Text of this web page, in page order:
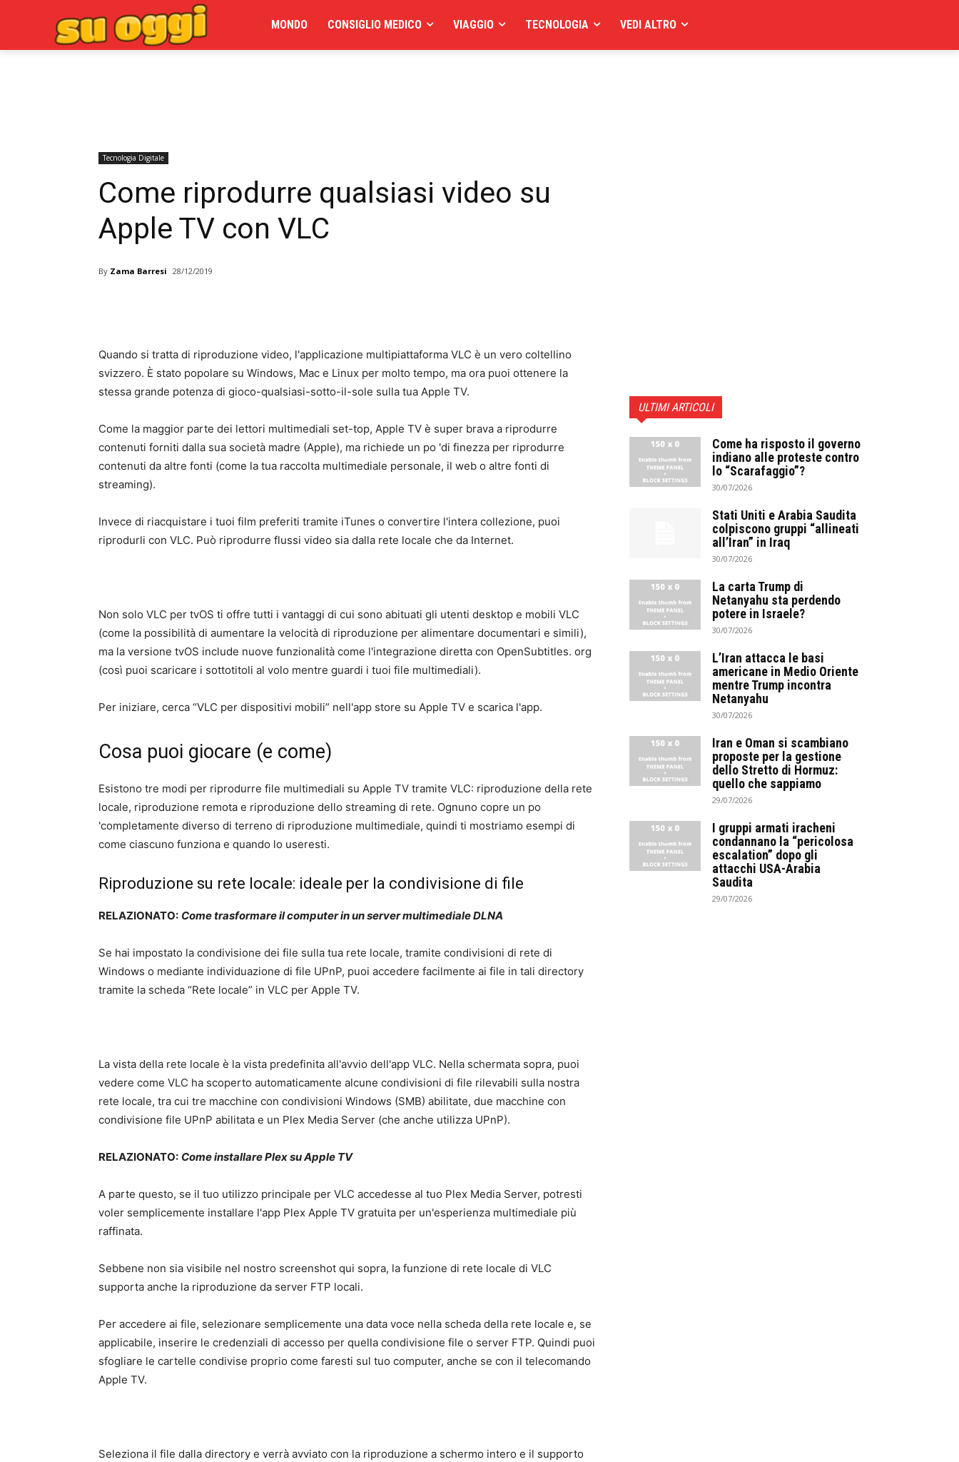
MONDO CONSIGLIO MEDICO VIAGGIO TECNOLOGIA VEDI ALTRO
Tecnologia Digitale
Come riprodurre qualsiasi video su
Apple TV con VLC
By Zama Barresi 28/12/2019
Quando si tratta di riproduzione video, l'applicazione multipiattaforma VLC è un vero coltellino
svizzero. È stato popolare su Windows, Mac e Linux per molto tempo, ma ora puoi ottenere la
stessa grande potenza di gioco-qualsiasi-sotto-il-sole sulla tua Apple TV.
Come la maggior parte dei lettori multimediali set-top, Apple TV è super brava a riprodurre
contenuti forniti dalla sua società madre (Apple), ma richiede un po 'di finezza per riprodurre
contenuti da altre fonti (come la tua raccolta multimediale personale, il web o altre fonti di
streaming).
Invece di riacquistare i tuoi film preferiti tramite iTunes o convertire l'intera collezione, puoi
riprodurli con VLC. Può riprodurre flussi video sia dalla rete locale che da Internet.
Non solo VLC per tvOS ti offre tutti i vantaggi di cui sono abituati gli utenti desktop e mobili VLC
(come la possibilità di aumentare la velocità di riproduzione per alimentare documentari e simili),
ma la versione tvOS include nuove funzionalità come l'integrazione diretta con OpenSubtitles. org
(così puoi scaricare i sottotitoli al volo mentre guardi i tuoi file multimediali).
Per iniziare, cerca “VLC per dispositivi mobili” nell'app store su Apple TV e scarica l'app.
Cosa puoi giocare (e come)
Esistono tre modi per riprodurre file multimediali su Apple TV tramite VLC: riproduzione della rete
locale, riproduzione remota e riproduzione dello streaming di rete. Ognuno copre un po
'completamente diverso di terreno di riproduzione multimediale, quindi ti mostriamo esempi di
come ciascuno funziona e quando lo useresti.
Riproduzione su rete locale: ideale per la condivisione di file
RELAZIONATO: Come trasformare il computer in un server multimediale DLNA
Se hai impostato la condivisione dei file sulla tua rete locale, tramite condivisioni di rete di
Windows o mediante individuazione di file UPnP, puoi accedere facilmente ai file in tali directory
tramite la scheda “Rete locale” in VLC per Apple TV.
La vista della rete locale è la vista predefinita all'avvio dell'app VLC. Nella schermata sopra, puoi
vedere come VLC ha scoperto automaticamente alcune condivisioni di file rilevabili sulla nostra
rete locale, tra cui tre macchine con condivisioni Windows (SMB) abilitate, due macchine con
condivisione file UPnP abilitata e un Plex Media Server (che anche utilizza UPnP).
RELAZIONATO: Come installare Plex su Apple TV
A parte questo, se il tuo utilizzo principale per VLC accedesse al tuo Plex Media Server, potresti
voler semplicemente installare l'app Plex Apple TV gratuita per un'esperienza multimediale più
raffinata.
Sebbene non sia visibile nel nostro screenshot qui sopra, la funzione di rete locale di VLC
supporta anche la riproduzione da server FTP locali.
Per accedere ai file, selezionare semplicemente una data voce nella scheda della rete locale e, se
applicabile, inserire le credenziali di accesso per quella condivisione file o server FTP. Quindi puoi
sfogliare le cartelle condivise proprio come faresti sul tuo computer, anche se con il telecomando
Apple TV.
Seleziona il file dalla directory e verrà avviato con la riproduzione a schermo intero e il supporto
ULTIMI ARTICOLI
Come ha risposto il governo
indiano alle proteste contro
lo “Scarafaggio”?
30/07/2026
Stati Uniti e Arabia Saudita
colpiscono gruppi “allineati
all’Iran” in Iraq
30/07/2026
La carta Trump di
Netanyahu sta perdendo
potere in Israele?
30/07/2026
L’Iran attacca le basi
americane in Medio Oriente
mentre Trump incontra
Netanyahu
30/07/2026
Iran e Oman si scambiano
proposte per la gestione
dello Stretto di Hormuz:
quello che sappiamo
29/07/2026
I gruppi armati iracheni
condannano la “pericolosa
escalation” dopo gli
attacchi USA-Arabia
Saudita
29/07/2026